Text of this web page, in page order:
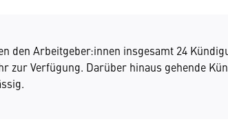
den Arbeitgeber:innen insgesamt 24
zur Verfügung. Darüber hinaus gehende